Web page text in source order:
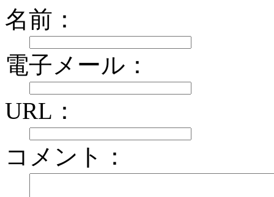
名前：
電子メール：
URL：
コメント：